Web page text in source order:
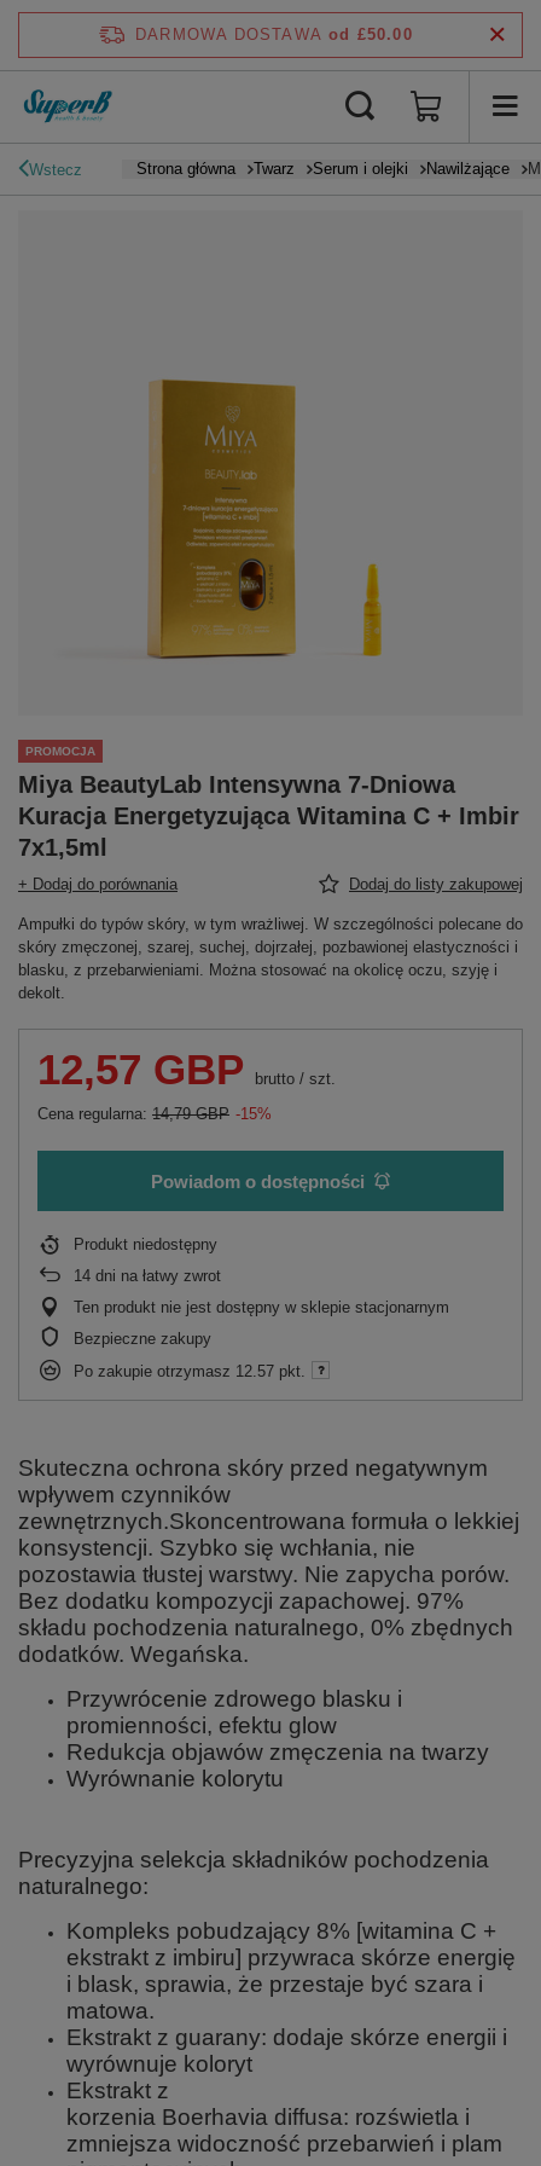
DARMOWA DOSTAWA od £50.00
Wstecz Strona główna Twarz Serum i olejki Nawilżające
PROMOCJA
Miya BeautyLab Intensywna 7-Dniowa
Kuracja Energetyzująca Witamina C + Imbir
7x1,5ml
+ Dodaj do porównania Dodaj do listy zakupowej
Ampułki do typów skóry, w tym wrażliwej. W szczególności polecane do
skóry zmęczonej, szarej, suchej, dojrzałej, pozbawionej elastyczności i
blasku, z przebarwieniami. Można stosować na okolicę oczu, szyję i
dekolt.
12,57 GBP brutto / szt.
Cena regularna: 14,79 GBP -15%
Powiadom o dostępności
Produkt niedostępny
14 dni na łatwy zwrot
Ten produkt nie jest dostępny w sklepie stacjonarnym
Bezpieczne zakupy
Po zakupie otrzymasz 12.57 pkt.
Skuteczna ochrona skóry przed negatywnym
wpływem czynników
zewnętrznych.Skoncentrowana formuła o lekkiej
konsystencji. Szybko się wchłania, nie
pozostawia tłustej warstwy. Nie zapycha porów.
Bez dodatku kompozycji zapachowej. 97%
składu pochodzenia naturalnego, 0% zbędnych
dodatków. Wegańska.
Przywrócenie zdrowego blasku i
promienności, efektu glow
Redukcja objawów zmęczenia na twarzy
Wyrównanie kolorytu
Precyzyjna selekcja składników pochodzenia
naturalnego:
Kompleks pobudzający 8% [witamina C +
ekstrakt z imbiru] przywraca skórze energię
i blask, sprawia, że przestaje być szara i
matowa.
Ekstrakt z guarany: dodaje skórze energii i
wyrównuje koloryt
Ekstrakt z
korzenia Boerhavia diffusa: rozświetla i
zmniejsza widoczność przebarwień i plam